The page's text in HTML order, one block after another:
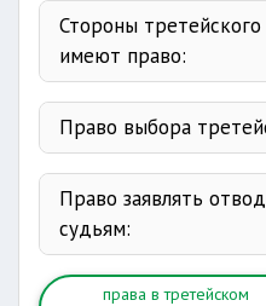
Стороны
имеют право:
возражения
встречный иск
Право выбора
Право заявлять
судьям:
права в третейском